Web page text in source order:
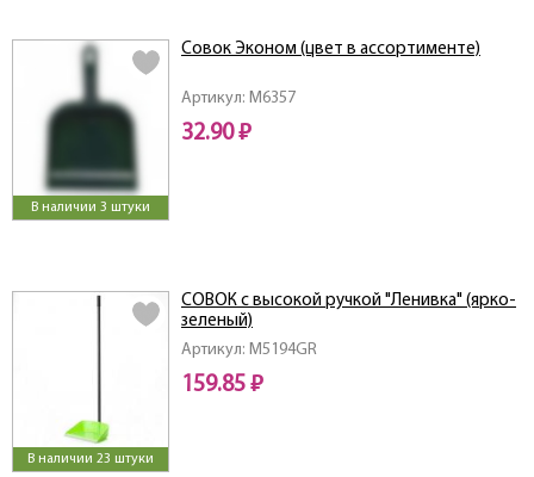
В наличии 3 штуки
Артикул: M6357
Совок Эконом (цвет в ассортименте)
32.90 ₽
В наличии 23 штуки
Артикул: M5194GR
СОВОК с высокой ручкой "Ленивка" (ярко-
зеленый)
159.85 ₽